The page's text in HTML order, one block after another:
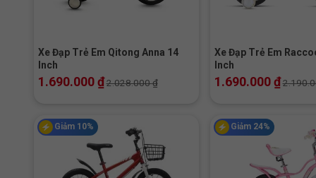
Xe Đạp Trẻ Em Qitong Anna 14
Inch
1.690.000₫2.028.000₫
Xe Đạp Trẻ Em
Inch
1.690.000₫
Giảm 10% Giảm 24%